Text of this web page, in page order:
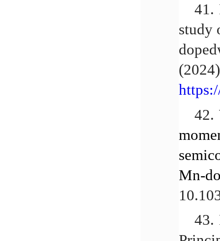
41.
study
42.
Mn-
43.